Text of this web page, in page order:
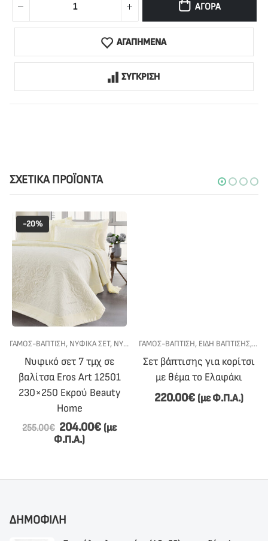
ΑΓΟΡΆ
ΑΓΑΠΗΜΕΝΑ
ΣΥΓΚΡΙΣΗ
ΣΧΕΤΙΚΆ ΠΡΟΪΌΝΤΑ
-20%
ΓΆΜΟΣ-ΒΆΠΤΙΣΗ, ΝΥΦΙΚΆ ΣΕΤ, ΝΥΦΙΚΌ ΚΡΕΒΆΤΙ
Νυφικό σετ 7 τμχ σε
βαλίτσα Eros Art 12501
230×250 Εκρού Beauty
Home
255.00€ 204.00€ (με
Φ.Π.Α.)
ΓΆΜΟΣ-ΒΆΠΤΙΣΗ, ΕΊΔΗ ΒΆΠΤΙΣΗΣ,
Σετ βάπτισης για κορίτσι
με θέμα το Ελαφάκι
220.00€ (με Φ.Π.Α.)
ΔΗΜΟΦΙΛΗ